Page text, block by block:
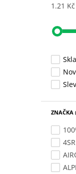
1.21 Kč
ZNAČKA
4SR